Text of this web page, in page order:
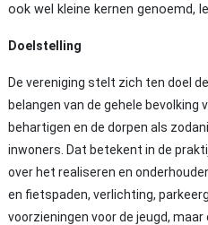
ook wel kleine kernen genoemd,
Doelstelling
De vereniging stelt zich ten doel
belangen van de gehele bevolking
behartigen en de dorpen als
inwoners. Dat betekent in de
over het realiseren en
en fietspaden, verlichting,
voorzieningen voor de jeugd,